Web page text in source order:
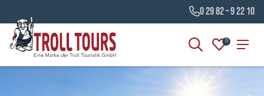
0 29 82 – 9 22 10
0